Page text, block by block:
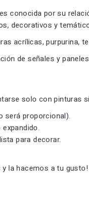
conocida por su
decorativos y
acrílicas, purpurina,
de señales y
solo con pinturas
será proporcional).
para decorar.
la hacemos a tu gusto!